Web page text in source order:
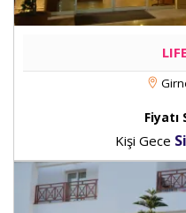
Fiyatı
Kişi Gece